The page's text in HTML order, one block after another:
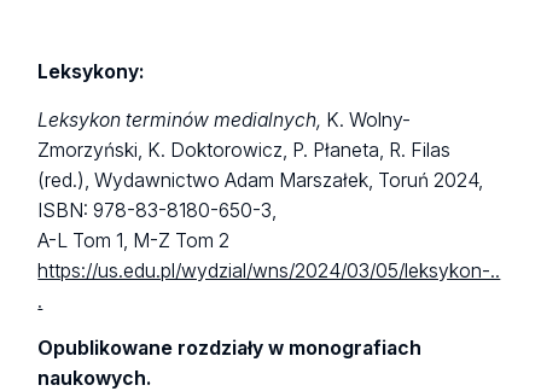
Leksykony:
Leksykon terminów medialnych, K. Wolny-
Zmorzyński, K. Doktorowicz, P. Płaneta, R. Filas
(red.), Wydawnictwo Adam Marszałek, Toruń 2024,
ISBN: 978-83-8180-650-3,
A-L Tom 1, M-Z Tom 2
https://us.edu.pl/wydzial/wns/2024/03/05/leksykon-..
.
Opublikowane rozdziały w monografiach
naukowych.